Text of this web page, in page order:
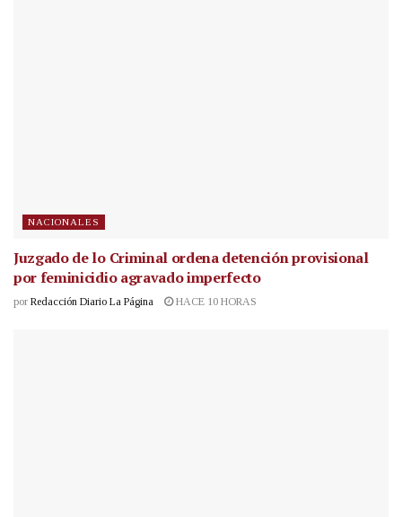
NACIONALES
Juzgado de lo Criminal ordena detención provisional
por feminicidio agravado imperfecto
por Redacción Diario La Página HACE 10 HORAS